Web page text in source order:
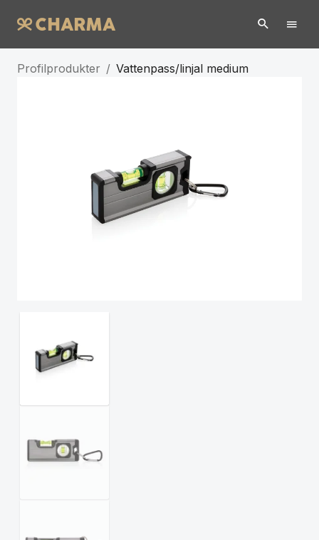
Profilprodukter / Vattenpass/linjal medium